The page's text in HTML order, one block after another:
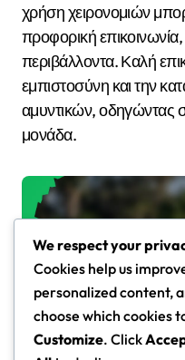
χρήση χειρονομιών
προφορική
περιβάλλοντα. Καλή
εμπιστοσύνη και την
αμυντικών, οδηγώντας
μονάδα.
We respect your
Cookies help us
personalized content,
choose which cookies
Customize. Click